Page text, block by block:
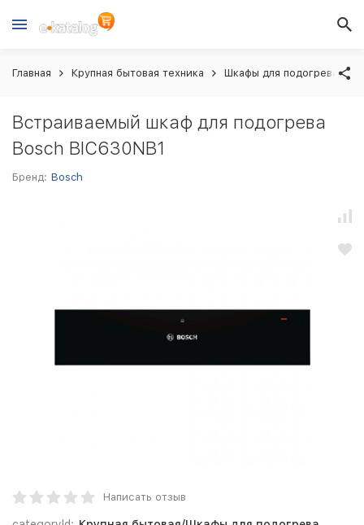
Главная Крупная бытовая техника Шкафы для подогрева
Встраиваемый шкаф для подогрева
Bosch BIC630NB1
Бренд: Bosch
Написать отзыв